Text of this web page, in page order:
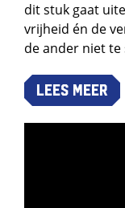
dit stuk gaat
vrijheid én de
de ander niet te
Lees meer